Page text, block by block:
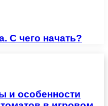
С чего начать?
и особенности